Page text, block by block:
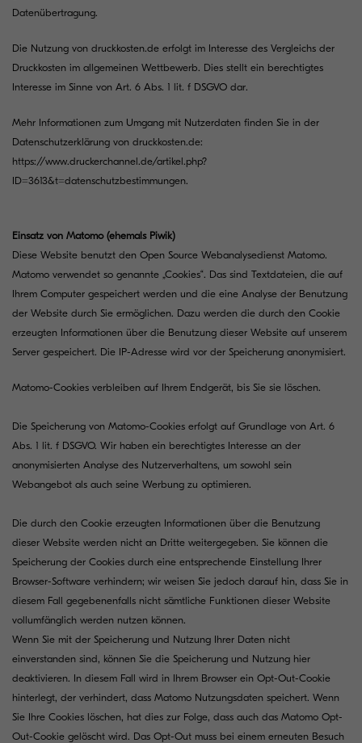
Datenübertragung.
Die Nutzung von druckkosten.de erfolgt im Interesse des Vergleichs der
Druckkosten im allgemeinen Wettbewerb. Dies stellt ein berechtigtes
Interesse im Sinne von Art. 6 Abs. 1 lit. f DSGVO dar.
Mehr Informationen zum Umgang mit Nutzerdaten finden Sie in der
Datenschutzerklärung von druckkosten.de:
https://www.druckerchannel.de/artikel.php?
ID=3613&t=datenschutzbestimmungen.
Einsatz von Matomo (ehemals Piwik)
Diese Website benutzt den Open Source Webanalysedienst Matomo.
Matomo verwendet so genannte „Cookies“. Das sind Textdateien, die auf
Ihrem Computer gespeichert werden und die eine Analyse der Benutzung
der Website durch Sie ermöglichen. Dazu werden die durch den Cookie
erzeugten Informationen über die Benutzung dieser Website auf unserem
Server gespeichert. Die IP-Adresse wird vor der Speicherung anonymisiert.
Matomo-Cookies verbleiben auf Ihrem Endgerät, bis Sie sie löschen.
Die Speicherung von Matomo-Cookies erfolgt auf Grundlage von Art. 6
Abs. 1 lit. f DSGVO. Wir haben ein berechtigtes Interesse an der
anonymisierten Analyse des Nutzerverhaltens, um sowohl sein
Webangebot als auch seine Werbung zu optimieren.
Die durch den Cookie erzeugten Informationen über die Benutzung
dieser Website werden nicht an Dritte weitergegeben. Sie können die
Speicherung der Cookies durch eine entsprechende Einstellung Ihrer
Browser-Software verhindern; wir weisen Sie jedoch darauf hin, dass Sie in
diesem Fall gegebenenfalls nicht sämtliche Funktionen dieser Website
vollumfänglich werden nutzen können.
Wenn Sie mit der Speicherung und Nutzung Ihrer Daten nicht
einverstanden sind, können Sie die Speicherung und Nutzung hier
deaktivieren. In diesem Fall wird in Ihrem Browser ein Opt-Out-Cookie
hinterlegt, der verhindert, dass Matomo Nutzungsdaten speichert. Wenn
Sie Ihre Cookies löschen, hat dies zur Folge, dass auch das Matomo Opt-
Out-Cookie gelöscht wird. Das Opt-Out muss bei einem erneuten Besuch